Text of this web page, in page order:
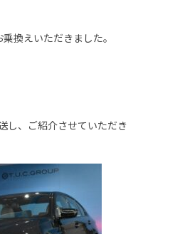
換えいただきました。
し、ご紹介させていただき